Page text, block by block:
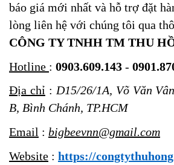
báo giá mới nhất và hỗ trợ đặt
lòng liên hệ với chúng tôi qua
CÔNG TY TNHH TM THU
Hotline : 0903.609.143 -
Địa chỉ : D15/26/1A, Võ Văn
B, Bình Chánh, TP.HCM
Email : bigbeevnn@gmail.com
Website : https://